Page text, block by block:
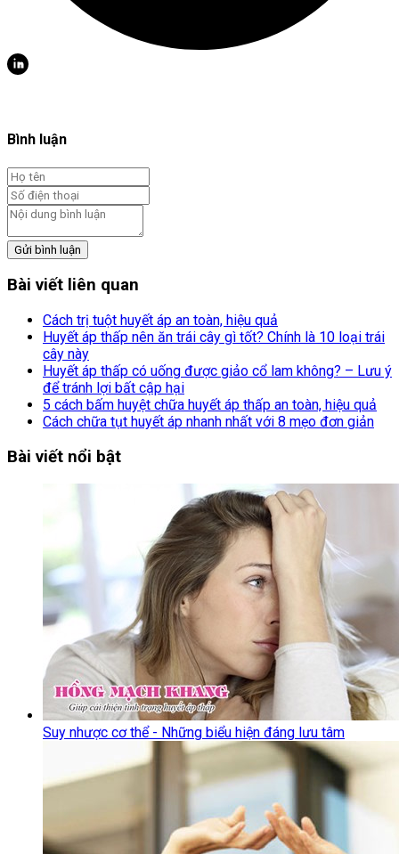
Bình luận
Gửi bình luận
Bài viết liên quan
Cách trị tuột huyết áp an toàn, hiệu quả
Huyết áp thấp nên ăn trái cây gì tốt? Chính là 10 loại trái
cây này
Huyết áp thấp có uống được giảo cổ lam không? – Lưu ý
để tránh lợi bất cập hại
5 cách bấm huyệt chữa huyết áp thấp an toàn, hiệu quả
Cách chữa tụt huyết áp nhanh nhất với 8 mẹo đơn giản
Bài viết nổi bật
Suy nhược cơ thể - Những biểu hiện đáng lưu tâm